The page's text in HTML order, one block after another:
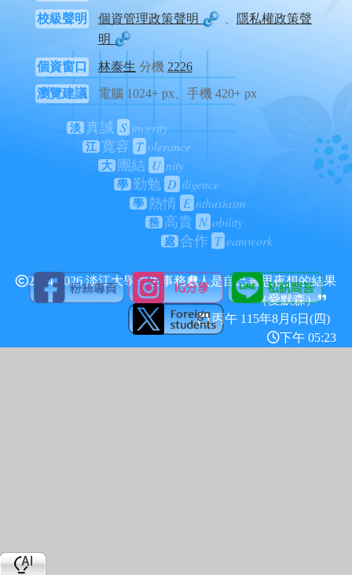
校級聲明
個資管理政策聲明 、
隱私權政策聲
明
個資窗口 林泰生 分機 2226
瀏覽建議
電腦 1024+ px、手機 420+ px
淡 真誠 S incerity
江 寬容 T olerance
大 團結 U nity
學 勤勉 D iligence
學 熱情 E nthusiasm
務 高貴 N obility
處 合作 T eamwork
2024-2026 淡江大學學生事務處人是自己晝思夜想的結果
（愛默森）
丙午 115年8月6日(四)
下午 05:23